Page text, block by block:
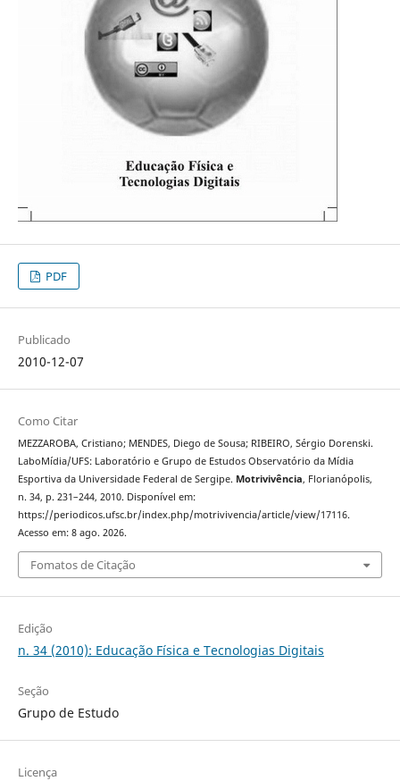
PDF
Publicado
2010-12-07
Como Citar
MEZZAROBA, Cristiano; MENDES, Diego de Sousa; RIBEIRO, Sérgio Dorenski.
LaboMídia/UFS: Laboratório e Grupo de Estudos Observatório da Mídia
Esportiva da Universidade Federal de Sergipe. Motrivivência, Florianópolis,
n. 34, p. 231–244, 2010. Disponível em:
https://periodicos.ufsc.br/index.php/motrivivencia/article/view/17116.
Acesso em: 8 ago. 2026.
Fomatos de Citação
Edição
n. 34 (2010): Educação Física e Tecnologias Digitais
Seção
Grupo de Estudo
Licença